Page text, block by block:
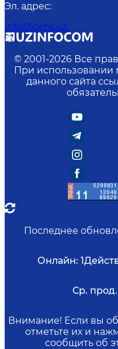
Эл. адрес:
info@cirns.uz.
© 2001-2026 Все
При использовании
данного сайта
Последнее
Онлайн: 1
Ср.
Внимание! Если вы
отметьте их и
сообщить об